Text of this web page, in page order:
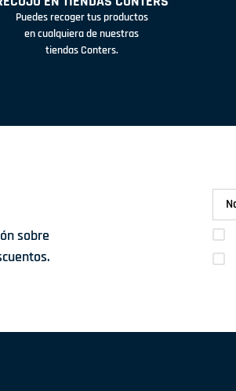
Puedes recoger tus productos
en cualquiera de nuestras
tiendas Conters.
sobre